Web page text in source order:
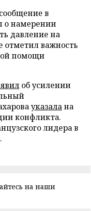
в
о намерении
давление на
отметил важность
помощи
об усилении
указалана
конфликта.
лидера в
на наши